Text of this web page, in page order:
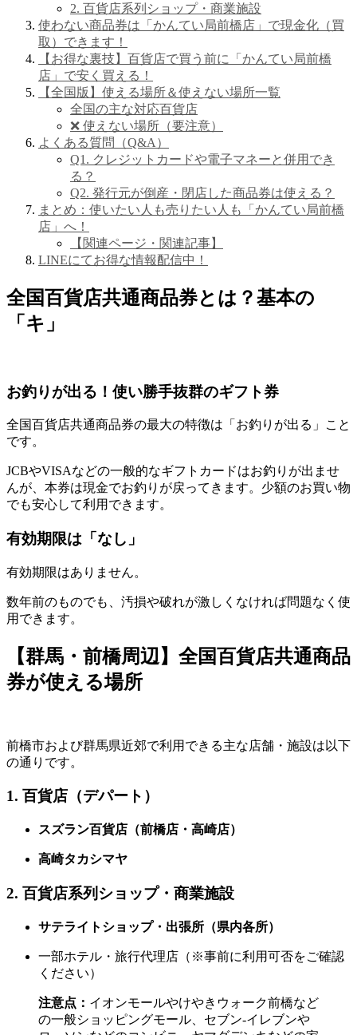
2. 百貨店系列ショップ・商業施設
使わない商品券は「かんてい局前橋店」で現金化（買
取）できます！
【お得な裏技】百貨店で買う前に「かんてい局前橋
店」で安く買える！
【全国版】使える場所＆使えない場所一覧
全国の主な対応百貨店
❌ 使えない場所（要注意）
よくある質問（Q&A）
Q1. クレジットカードや電子マネーと併用でき
る？
Q2. 発行元が倒産・閉店した商品券は使える？
まとめ：使いたい人も売りたい人も「かんてい局前橋
店」へ！
【関連ページ・関連記事】
LINEにてお得な情報配信中！
全国百貨店共通商品券とは？基本の
「キ」
お釣りが出る！使い勝手抜群のギフト券
全国百貨店共通商品券の最大の特徴は「お釣りが出る」こと
です。
JCBやVISAなどの一般的なギフトカードはお釣りが出ませ
んが、本券は現金でお釣りが戻ってきます。少額のお買い物
でも安心して利用できます。
有効期限は「なし」
有効期限はありません。
数年前のものでも、汚損や破れが激しくなければ問題なく使
用できます。
【群馬・前橋周辺】全国百貨店共通商品
券が使える場所
前橋市および群馬県近郊で利用できる主な店舗・施設は以下
の通りです。
1. 百貨店（デパート）
スズラン百貨店（前橋店・高崎店）
高崎タカシマヤ
2. 百貨店系列ショップ・商業施設
サテライトショップ・出張所（県内各所）
一部ホテル・旅行代理店（※事前に利用可否をご確認
ください）
注意点： イオンモールやけやきウォーク前橋など
の一般ショッピングモール、セブン-イレブンや